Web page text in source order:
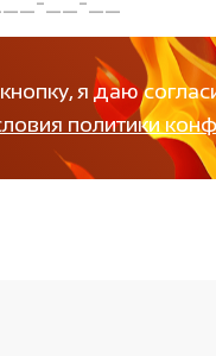
я даю
политики